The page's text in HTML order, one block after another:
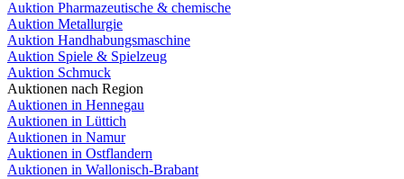
Auktion Pharmazeutische & chemische
Auktion Metallurgie
Auktion Handhabungsmaschine
Auktion Spiele & Spielzeug
Auktion Schmuck
Auktionen nach Region
Auktionen in Hennegau
Auktionen in Lüttich
Auktionen in Namur
Auktionen in Ostflandern
Auktionen in Wallonisch-Brabant